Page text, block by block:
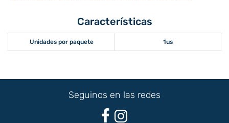
Características
Unidades por paquete 1us
Seguinos en las redes